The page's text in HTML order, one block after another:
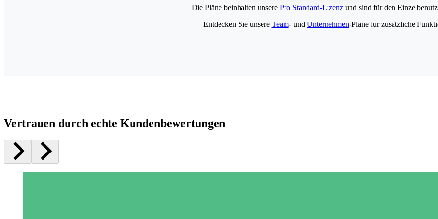
Die Pläne beinhalten unsere Pro Standard-Lizenzund sind für den
Entdecken Sie unsere Team- und Unternehmen-Pläne für zusätzliche
Vertrauen durch echte Kundenbewertungen